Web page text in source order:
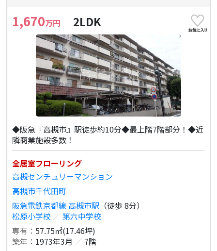
1,670万円 2LDK
◆阪急『高槻市』駅徒歩約10分◆最上階7階部分！◆近
隣商業施設多数！
全居室フローリング
高槻センチュリーマンション
高槻市千代田町
阪急電鉄京都線 高槻市駅 （徒歩 8分）
松原小学校 ／ 第六中学校
専有： 57.75㎡(17.46坪)
築年： 1973年3月 ／ 7階